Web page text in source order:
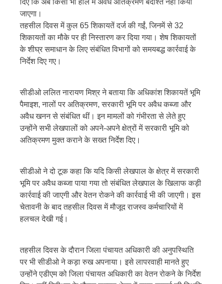
जाएगा।
तहसील दिवस में कुल 65 शिकायतें दर्ज की गईं, जिनमें से 32
शिकायतों का मौके पर ही निस्तारण कर दिया गया। शेष शिकायतों
के शीघ्र समाधान के लिए संबंधित विभागों को समयबद्ध कार्रवाई के
निर्देश दिए गए।
सीडीओ ललित नारायण मिश्र ने बताया कि अधिकांश शिकायतें भूमि
पैमाइश, नालों पर अतिक्रमण, सरकारी भूमि पर अवैध कब्जा और
अवैध खनन से संबंधित थीं। इन मामलों को गंभीरता से लेते हुए
उन्होंने सभी लेखपालों को अपने-अपने क्षेत्रों में सरकारी भूमि को
अतिक्रमण मुक्त कराने के सख्त निर्देश दिए।
सीडीओ ने दो टूक कहा कि यदि किसी लेखपाल के क्षेत्र में सरकारी
भूमि पर अवैध कब्जा पाया गया तो संबंधित लेखपाल के खिलाफ कड़ी
कार्रवाई की जाएगी और वेतन रोकने की कार्रवाई भी की जाएगी। इस
चेतावनी के बाद तहसील दिवस में मौजूद राजस्व कर्मचारियों में
हलचल देखी गई।
तहसील दिवस के दौरान जिला पंचायत अधिकारी की अनुपस्थिति
पर भी सीडीओ ने कड़ा रुख अपनाया। इसे लापरवाही मानते हुए
उन्होंने एडीएम को जिला पंचायत अधिकारी का वेतन रोकने के निर्देश